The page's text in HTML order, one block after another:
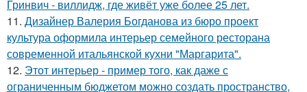
Гринвич - виллидж, где живёт уже более 25 лет.
11. Дизайнер Валерия Богданова из бюро проект
культура оформила интерьер семейного ресторана
современной итальянской кухни "Маргарита".
12. Этот интерьер - пример того, как даже с
ограниченным бюджетом можно создать пространство,